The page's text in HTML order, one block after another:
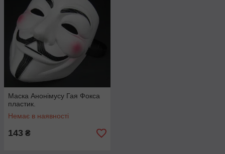
Маска Анонімусу Гая Фокса
пластик.
Немає в наявності
143 ₴